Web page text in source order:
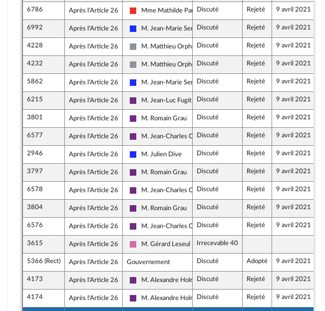
6786 Après l'Article 26
La France insoumise
Mme Mathilde PanotDiscuté Rejeté 9 avril 2021
6992 Après l'Article 26
Les Républicains
M. Jean-Marie SermierDiscuté Rejeté 9 avril 2021
4228 Après l'Article 26
Non inscrit
M. Matthieu OrphelinDiscuté Rejeté 9 avril 2021
4232 Après l'Article 26
Non inscrit
M. Matthieu OrphelinDiscuté Rejeté 9 avril 2021
5862 Après l'Article 26
Les Républicains
M. Jean-Marie SermierDiscuté Rejeté 9 avril 2021
6215 Après l'Article 26
La République en Marche
M. Jean-Luc Fugit Discuté Rejeté 9 avril 2021
3801 Après l'Article 26
La République en Marche
M. Romain Grau Discuté Rejeté 9 avril 2021
6577 Après l'Article 26
La République en Marche
M. Jean-Charles Colas-Roy
Discuté Rejeté 9 avril 2021
2946 Après l'Article 26
Les Républicains
M. Julien Dive Discuté Rejeté 9 avril 2021
3797 Après l'Article 26
La République en Marche
M. Romain Grau Discuté Rejeté 9 avril 2021
6578 Après l'Article 26
La République en Marche
M. Jean-Charles Colas-Roy
Discuté Rejeté 9 avril 2021
3804 Après l'Article 26
La République en Marche
M. Romain Grau Discuté Rejeté 9 avril 2021
6576 Après l'Article 26
La République en Marche
M. Jean-Charles Colas-Roy
Discuté Rejeté 9 avril 2021
3615 Après l'Article 26
Socialistes et apparentés
M. Gérard Leseul Irrecevable 40
5366 (Rect) Après l'Article 26 Gouvernement Discuté Adopté 9 avril 2021
4173 Après l'Article 26
La République en Marche
M. Alexandre HolroydDiscuté Rejeté 9 avril 2021
4174 Après l'Article 26
La République en Marche
M. Alexandre HolroydDiscuté Rejeté 9 avril 2021